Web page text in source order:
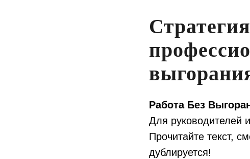
Работа Без
Для руководителей
Прочитайте текст,
дублируется!